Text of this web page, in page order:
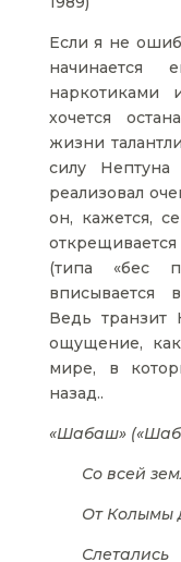
Если я не
начинается
наркотиками
хочется
жизни
силу
реализовал
он, кажется,
(типа «бес
вписывается
Ведь транзит
ощущение,
мире, в
назад..
«Шабаш»
Со всей
От Колымы